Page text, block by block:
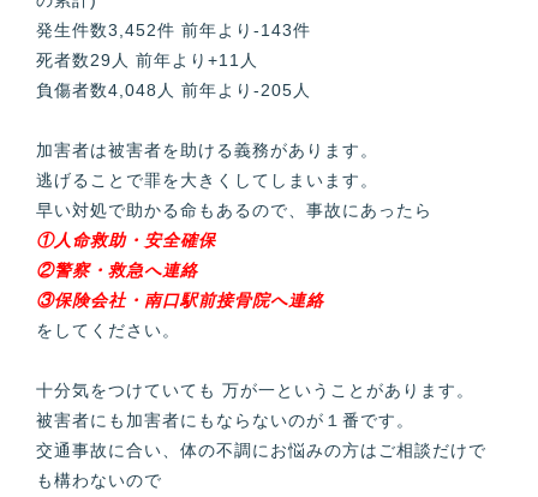
発生件数3,452件 前年より-143件
死者数29人 前年より+11人
負傷者数4,048人 前年より-205人
加害者は被害者を助ける義務があります。
逃げることで罪を大きくしてしまいます。
早い対処で助かる命もあるので、事故にあったら
①人命救助・安全確保
②警察・救急へ連絡
③保険会社・南口駅前接骨院へ連絡
をしてください。
十分気をつけていても 万が一ということがあります。
被害者にも加害者にもならないのが１番です。
交通事故に合い、体の不調にお悩みの方はご相談だけで
も構わないので